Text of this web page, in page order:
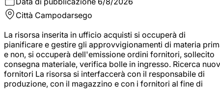
Città Campodarsego
La risorsa inserita in ufficio acquisti si occuperà di
pianificare e gestire gli approvvigionamenti di materia
e non, si occuperà dell'emissione ordini fornitori, sollecito
consegna materiale, verifica bolle in ingresso. Ricerca
fornitori La risorsa si interfaccerà con il responsabile di
produzione, con il magazzino e con i fornitori al fine di